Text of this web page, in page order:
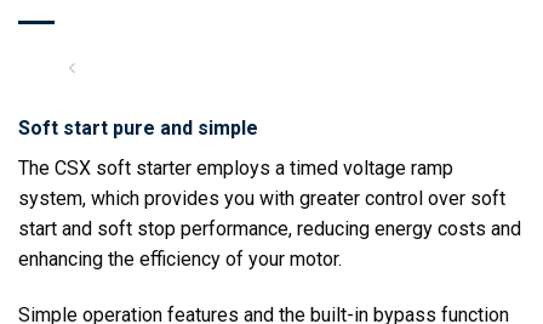
Soft start pure and simple
The CSX soft starter employs a timed voltage ramp
system, which provides you with greater control over soft
start and soft stop performance, reducing energy costs and
enhancing the efficiency of your motor.
Simple operation features and the built-in bypass function